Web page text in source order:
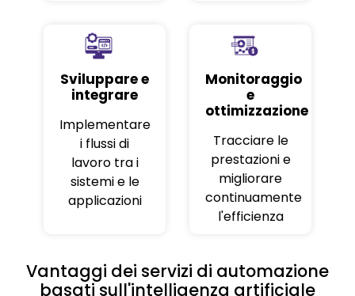
Sviluppare e
integrare
Implementare
i flussi di
lavoro tra i
sistemi e le
applicazioni
Monitoraggio
e
ottimizzazione
Tracciare le
prestazioni e
migliorare
continuamente
l'efficienza
Vantaggi dei servizi di automazione
basati sull'intelligenza artificiale